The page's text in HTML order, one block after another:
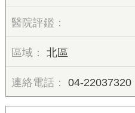
北區
04-22037320